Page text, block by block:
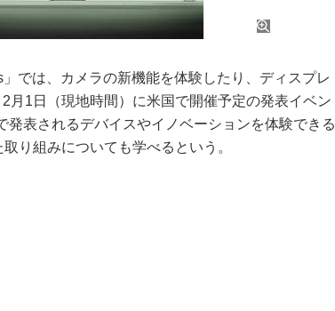
では、カメラの新機能を体験したり、ディスプレ
月1日（現地時間）に米国で開催予定の発表イベン
発表されるデバイスやイノベーションを体験できる
り組みについても学べるという。